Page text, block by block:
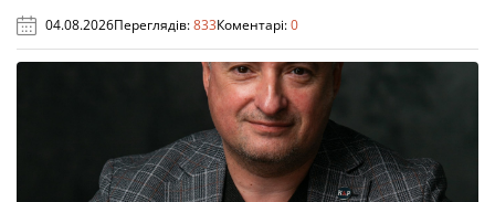
04.08.2026Переглядів:833Коментарі:0